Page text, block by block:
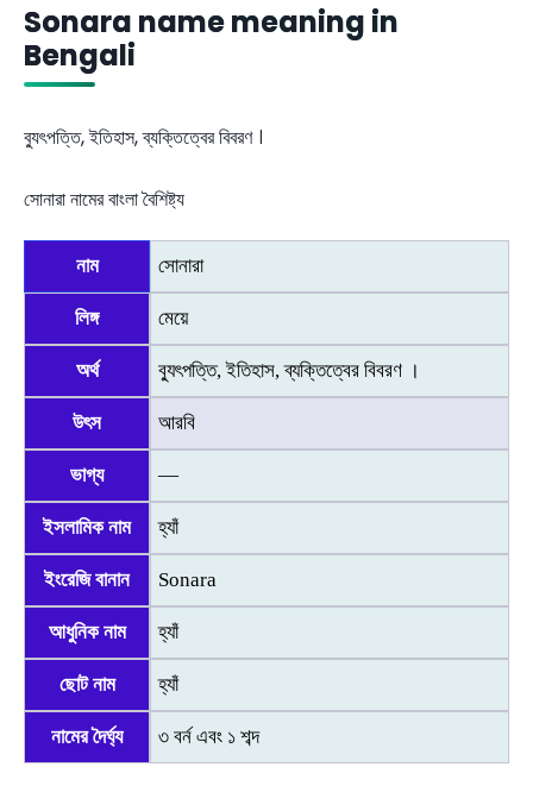
Sonara name meaning in
Bengali
ব্যুৎপত্তি, ইতিহাস, ব্যক্তিত্বের বিবরণ ।
সোনারা নামের বাংলা বৈশিষ্ট্য
নাম সোনারা
লিঙ্গ মেয়ে
অর্থ ব্যুৎপত্তি, ইতিহাস, ব্যক্তিত্বের বিবরণ ।
উৎস আরবি
ভাগ্য —
ইসলামিক নাম হ্যাঁ
ইংরেজি বানান Sonara
আধুনিক নাম হ্যাঁ
ছোট নাম হ্যাঁ
নামের দৈর্ঘ্য ৩ বর্ন এবং ১ শব্দ